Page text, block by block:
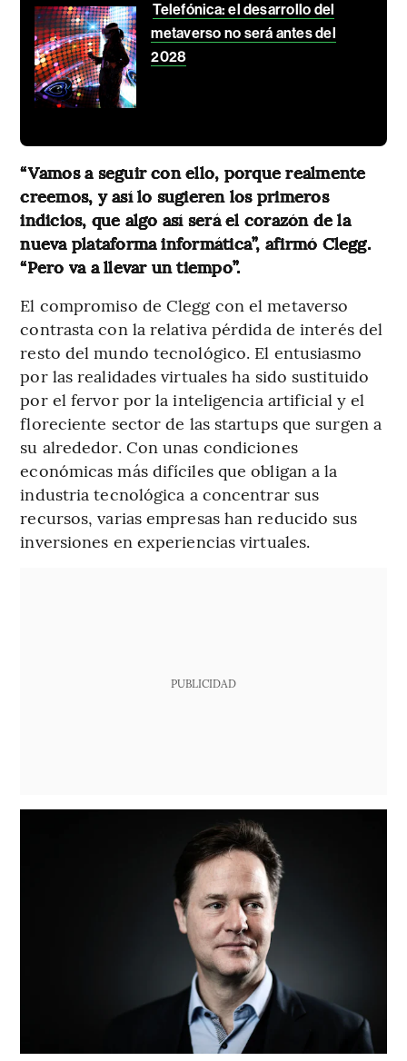
Telefónica: el desarrollo del
metaverso no será antes del
2028
“Vamos a seguir con ello, porque realmente
creemos, y así lo sugieren los primeros
indicios, que algo así será el corazón de la
nueva plataforma informática”, afirmó Clegg.
“Pero va a llevar un tiempo”.
El compromiso de Clegg con el metaverso
contrasta con la relativa pérdida de interés del
resto del mundo tecnológico. El entusiasmo
por las realidades virtuales ha sido sustituido
por el fervor por la inteligencia artificial y el
floreciente sector de las startups que surgen a
su alrededor. Con unas condiciones
económicas más difíciles que obligan a la
industria tecnológica a concentrar sus
recursos, varias empresas han reducido sus
inversiones en experiencias virtuales.
PUBLICIDAD